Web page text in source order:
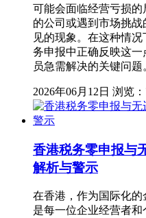
可能会面临经营亏损
的公司或遇到市场挑
见的现象。在这种情
务申报中正确反映这一
员急需解决的关键问题
2026年06月12日 浏览
香港税务零申报与
解析与警示
在香港，作为国际化
是每一位企业经营者和